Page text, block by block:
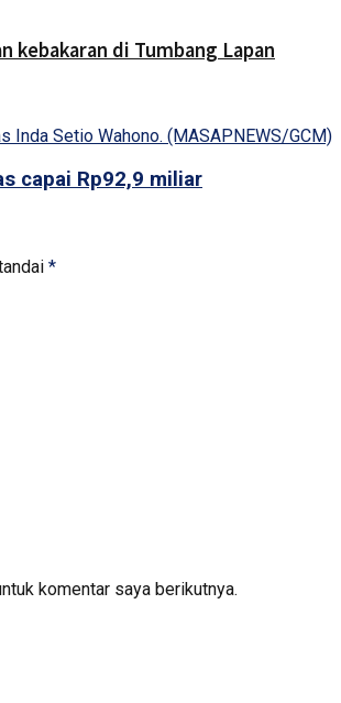
kebakaran di Tumbang Lapan
capai Rp92,9 miliar
*
komentar saya berikutnya.